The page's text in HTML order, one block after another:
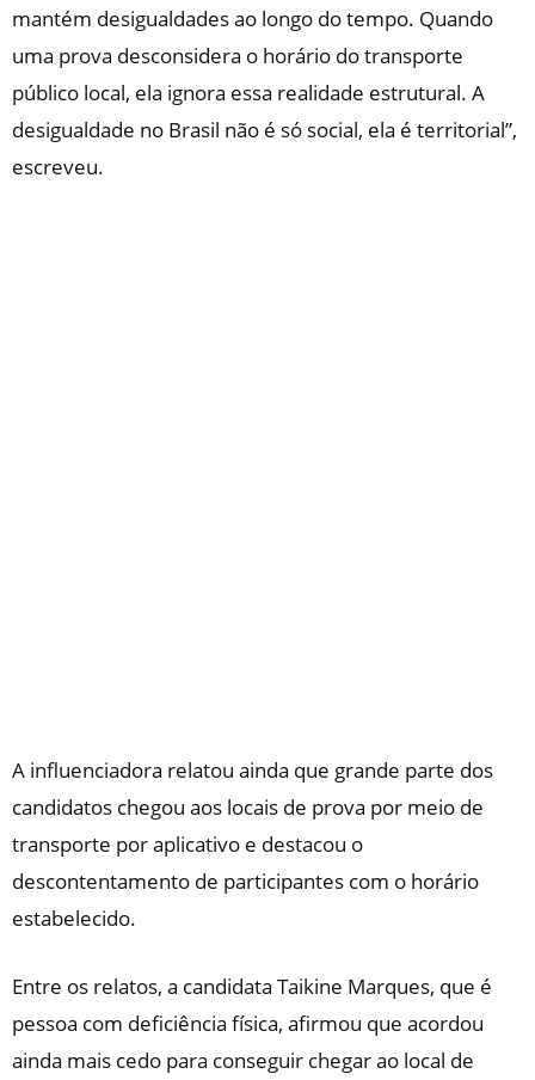
mantém desigualdades ao longo do tempo. Quando
uma prova desconsidera o horário do transporte
público local, ela ignora essa realidade estrutural. A
desigualdade no Brasil não é só social, ela é territorial”,
escreveu.
A influenciadora relatou ainda que grande parte dos
candidatos chegou aos locais de prova por meio de
transporte por aplicativo e destacou o
descontentamento de participantes com o horário
estabelecido.
Entre os relatos, a candidata Taikine Marques, que é
pessoa com deficiência física, afirmou que acordou
ainda mais cedo para conseguir chegar ao local de